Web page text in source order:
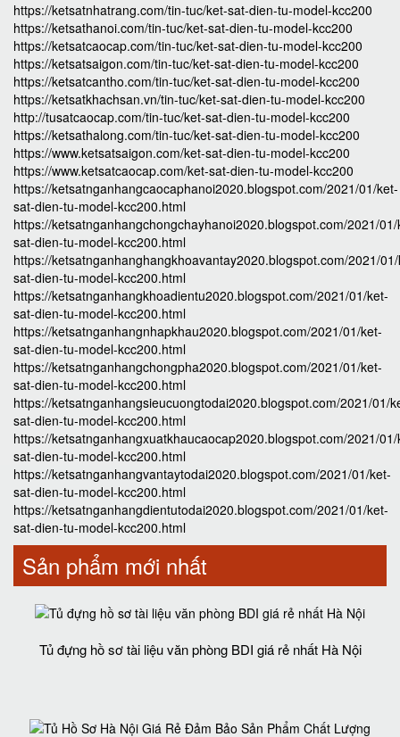
https://ketsatnhatrang.com/tin-tuc/ket-sat-dien-tu-model-kcc200
https://ketsathanoi.com/tin-tuc/ket-sat-dien-tu-model-kcc200
https://ketsatcaocap.com/tin-tuc/ket-sat-dien-tu-model-kcc200
https://ketsatsaigon.com/tin-tuc/ket-sat-dien-tu-model-kcc200
https://ketsatcantho.com/tin-tuc/ket-sat-dien-tu-model-kcc200
https://ketsatkhachsan.vn/tin-tuc/ket-sat-dien-tu-model-kcc200
http://tusatcaocap.com/tin-tuc/ket-sat-dien-tu-model-kcc200
https://ketsathalong.com/tin-tuc/ket-sat-dien-tu-model-kcc200
https://www.ketsatsaigon.com/ket-sat-dien-tu-model-kcc200
https://www.ketsatcaocap.com/ket-sat-dien-tu-model-kcc200
https://ketsatnganhangcaocaphanoi2020.blogspot.com/2021/01/ket-
sat-dien-tu-model-kcc200.html
https://ketsatnganhangchongchayhanoi2020.blogspot.com/2021/
sat-dien-tu-model-kcc200.html
https://ketsatnganhanghangkhoavantay2020.blogspot.com/2021/
sat-dien-tu-model-kcc200.html
https://ketsatnganhangkhoadientu2020.blogspot.com/2021/01/ket-
sat-dien-tu-model-kcc200.html
https://ketsatnganhangnhapkhau2020.blogspot.com/2021/01/ket-
sat-dien-tu-model-kcc200.html
https://ketsatnganhangchongpha2020.blogspot.com/2021/01/ket-
sat-dien-tu-model-kcc200.html
https://ketsatnganhangsieucuongtodai2020.blogspot.com/2021/01/
sat-dien-tu-model-kcc200.html
https://ketsatnganhangxuatkhaucaocap2020.blogspot.com/2021/
sat-dien-tu-model-kcc200.html
https://ketsatnganhangvantaytodai2020.blogspot.com/2021/01/ket-
sat-dien-tu-model-kcc200.html
https://ketsatnganhangdientutodai2020.blogspot.com/2021/01/ket-
sat-dien-tu-model-kcc200.html
Sản phẩm mới nhất
Tủ đựng hồ sơ tài liệu văn phòng BDI giá rẻ nhất Hà Nội